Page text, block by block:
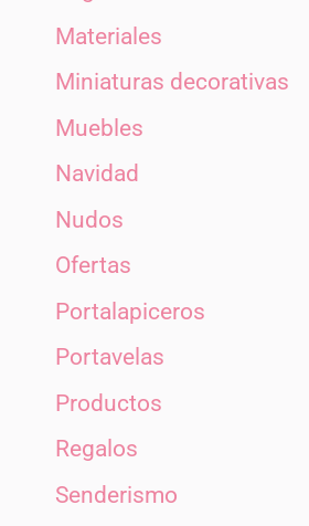
Materiales
Miniaturas decorativas
Muebles
Navidad
Nudos
Ofertas
Portalapiceros
Portavelas
Productos
Regalos
Senderismo